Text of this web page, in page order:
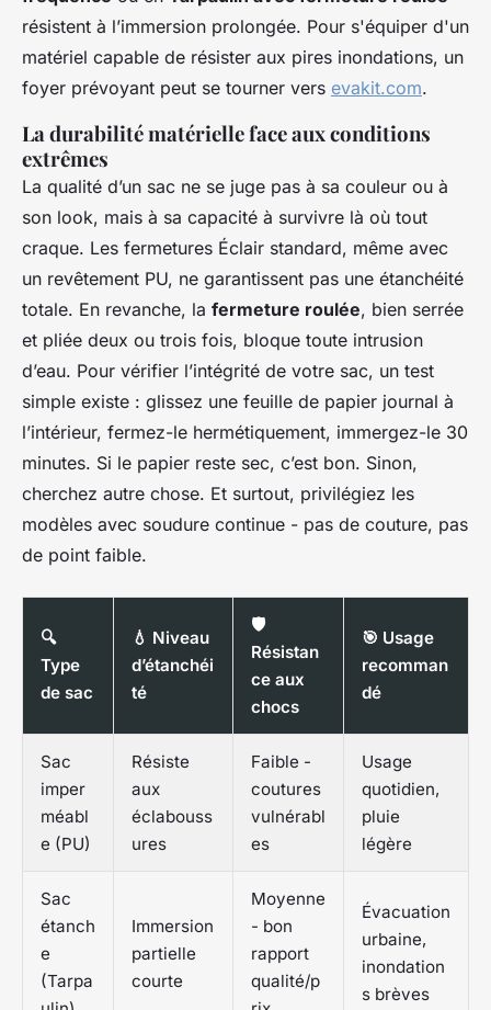
résistent à l’immersion prolongée. Pour s'équiper d'un
matériel capable de résister aux pires inondations, un
foyer prévoyant peut se tourner vers evakit.com.
La durabilité matérielle face aux conditions
extrêmes
La qualité d’un sac ne se juge pas à sa couleur ou à
son look, mais à sa capacité à survivre là où tout
craque. Les fermetures Éclair standard, même avec
un revêtement PU, ne garantissent pas une étanchéité
totale. En revanche, la fermeture roulée, bien serrée
et pliée deux ou trois fois, bloque toute intrusion
d’eau. Pour vérifier l’intégrité de votre sac, un test
simple existe : glissez une feuille de papier journal à
l’intérieur, fermez-le hermétiquement, immergez-le 30
minutes. Si le papier reste sec, c’est bon. Sinon,
cherchez autre chose. Et surtout, privilégiez les
modèles avec soudure continue - pas de couture, pas
de point faible.
🔍
Type
de sac
💧 Niveau
d’étanchéi
té
🛡️
Résistan
ce aux
chocs
🎯 Usage
recomman
dé
Sac
imper
méabl
e (PU)
Résiste
aux
éclabouss
ures
Faible -
coutures
vulnérabl
es
Usage
quotidien,
pluie
légère
Sac
étanch
e
(Tarpa
Immersion
partielle
courte
Moyenne
- bon
rapport
qualité/p
Évacuation
urbaine,
inondation
s brèves